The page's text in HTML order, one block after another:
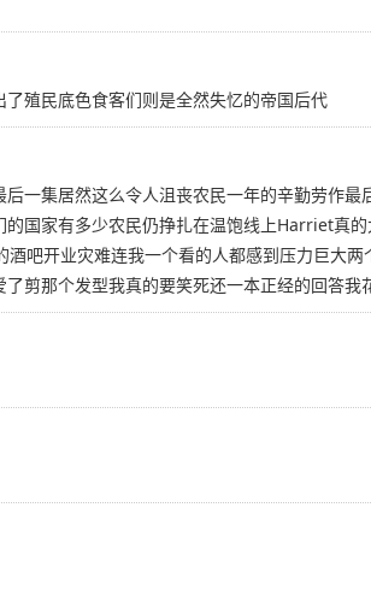
殖民底色食客们则是全然失忆的帝国后代
一集居然这么令人沮丧农民一年的辛勤劳作最
国家有多少农民仍挣扎在温饱线上Harriet真
吧开业灾难连我一个看的人都感到压力巨大两
剪那个发型我真的要笑死还一本正经的回答我